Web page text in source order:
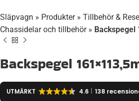
Släpvagn » Produkter» Tillbehör &
Chassidelar och tillbehör» Backspegel
Backspegel
UTMÄRKT 4.6 138